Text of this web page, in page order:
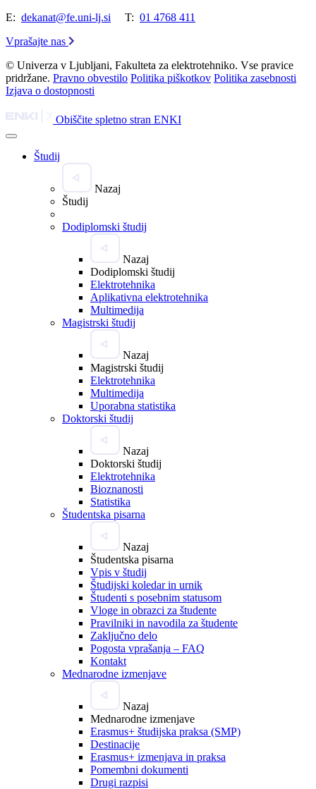
E: dekanat@fe.uni-lj.si T: 01 4768 411
Vprašajte nas
© Univerza v Ljubljani, Fakulteta za elektrotehniko. Vse pravice
pridržane. Pravno obvestilo Politika piškotkov Politika zasebnosti
Izjava o dostopnosti
Obiščite spletno stran ENKI
Študij
Nazaj
Študij
Dodiplomski študij
Nazaj
Dodiplomski študij
Elektrotehnika
Aplikativna elektrotehnika
Multimedija
Magistrski študij
Nazaj
Magistrski študij
Elektrotehnika
Multimedija
Uporabna statistika
Doktorski študij
Nazaj
Doktorski študij
Elektrotehnika
Bioznanosti
Statistika
Študentska pisarna
Nazaj
Študentska pisarna
Vpis v študij
Študijski koledar in urnik
Študenti s posebnim statusom
Vloge in obrazci za študente
Pravilniki in navodila za študente
Zaključno delo
Pogosta vprašanja – FAQ
Kontakt
Mednarodne izmenjave
Nazaj
Mednarodne izmenjave
Erasmus+ študijska praksa (SMP)
Destinacije
Erasmus+ izmenjava in praksa
Pomembni dokumenti
Drugi razpisi